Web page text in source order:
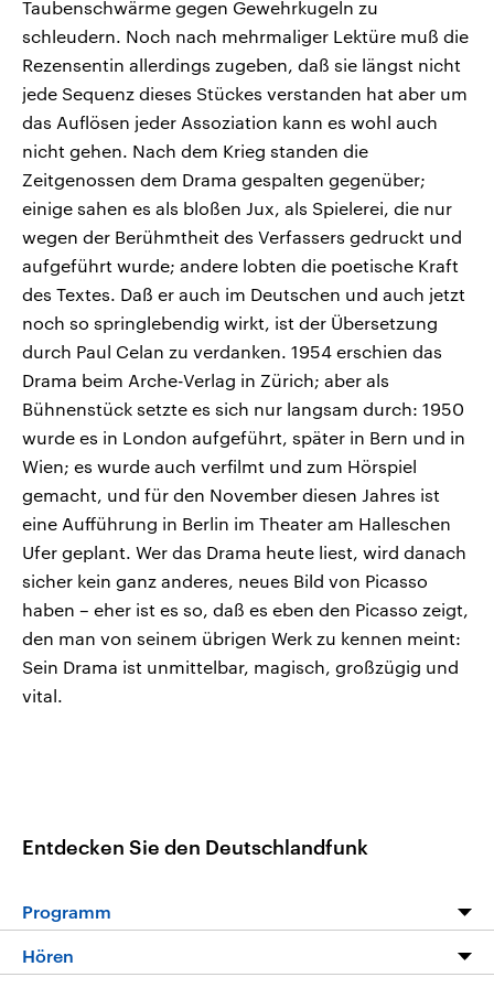
Taubenschwärme gegen Gewehrkugeln zu
schleudern. Noch nach mehrmaliger Lektüre muß die
Rezensentin allerdings zugeben, daß sie längst nicht
jede Sequenz dieses Stückes verstanden hat aber um
das Auflösen jeder Assoziation kann es wohl auch
nicht gehen. Nach dem Krieg standen die
Zeitgenossen dem Drama gespalten gegenüber;
einige sahen es als bloßen Jux, als Spielerei, die nur
wegen der Berühmtheit des Verfassers gedruckt und
aufgeführt wurde; andere lobten die poetische Kraft
des Textes. Daß er auch im Deutschen und auch jetzt
noch so springlebendig wirkt, ist der Übersetzung
durch Paul Celan zu verdanken. 1954 erschien das
Drama beim Arche-Verlag in Zürich; aber als
Bühnenstück setzte es sich nur langsam durch: 1950
wurde es in London aufgeführt, später in Bern und in
Wien; es wurde auch verfilmt und zum Hörspiel
gemacht, und für den November diesen Jahres ist
eine Aufführung in Berlin im Theater am Halleschen
Ufer geplant. Wer das Drama heute liest, wird danach
sicher kein ganz anderes, neues Bild von Picasso
haben – eher ist es so, daß es eben den Picasso zeigt,
den man von seinem übrigen Werk zu kennen meint:
Sein Drama ist unmittelbar, magisch, großzügig und
vital.
Entdecken Sie den Deutschlandfunk
Programm
Hören